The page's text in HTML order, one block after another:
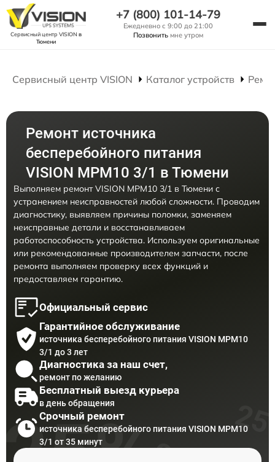
Сервисный центр VISION в
Тюмени
+7 (800) 101-14-79
Ежедневно с 9:00 до 21:00
Позвонить мне утром
Сервисный центр VISION Каталог устройств
Ремонт источника
бесперебойного питания
VISION MPM10 3/1 в Тюмени
Выполняем ремонт VISION MPM10 3/1 в Тюмени с
устранением неисправностей любой сложности. Проводим
диагностику, выявляем причины поломки, заменяем
неисправные детали и восстанавливаем
работоспособность устройства. Используем оригинальные
или рекомендованные производителем запчасти, после
ремонта выполняем проверку всех функций и
предоставляем гарантию.
Официальный сервис
Гарантийное обслуживание
источника бесперебойного питания VISION MPM10
3/1 до 3 лет
Диагностика за наш счет,
ремонт по желанию
Бесплатный выезд курьера
в день обращения
Срочный ремонт
источника бесперебойного питания VISION MPM10
3/1 от 35 минут